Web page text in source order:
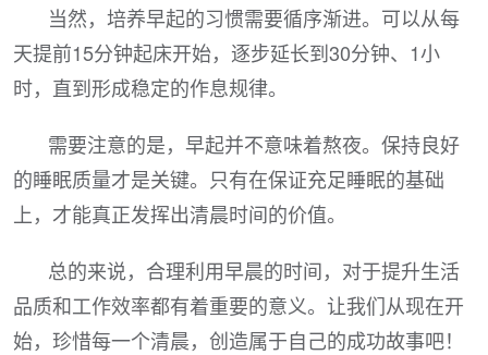
当然，培养早起的习惯需要循序渐进。可以从每
天提前15分钟起床开始，逐步延长到30分钟、1小
时，直到形成稳定的作息规律。
需要注意的是，早起并不意味着熬夜。保持良好
的睡眠质量才是关键。只有在保证充足睡眠的基础
上，才能真正发挥出清晨时间的价值。
总的来说，合理利用早晨的时间，对于提升生活
品质和工作效率都有着重要的意义。让我们从现在开
始，珍惜每一个清晨，创造属于自己的成功故事吧！